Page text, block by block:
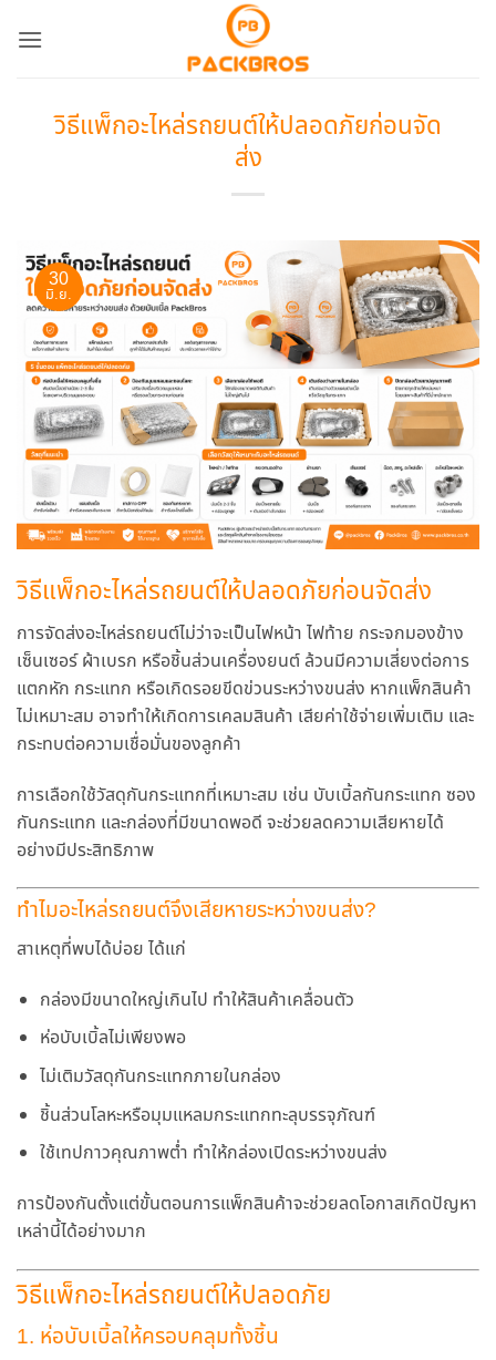
วิธีแพ็กอะไหล่รถยนต์ให้ปลอดภัยก่อนจัด
ส่ง
30
มิ.ย.
วิธีแพ็กอะไหล่รถยนต์ให้ปลอดภัยก่อนจัดส่ง
การจัดส่งอะไหล่รถยนต์ไม่ว่าจะเป็นไฟหน้า ไฟท้าย กระจกมองข้าง
เซ็นเซอร์ ผ้าเบรก หรือชิ้นส่วนเครื่องยนต์ ล้วนมีความเสี่ยงต่อการ
แตกหัก กระแทก หรือเกิดรอยขีดข่วนระหว่างขนส่ง หากแพ็กสินค้า
ไม่เหมาะสม อาจทำให้เกิดการเคลมสินค้า เสียค่าใช้จ่ายเพิ่มเติม และ
กระทบต่อความเชื่อมั่นของลูกค้า
การเลือกใช้วัสดุกันกระแทกที่เหมาะสม เช่น บับเบิ้ลกันกระแทก ซอง
กันกระแทก และกล่องที่มีขนาดพอดี จะช่วยลดความเสียหายได้
อย่างมีประสิทธิภาพ
ทำไมอะไหล่รถยนต์จึงเสียหายระหว่างขนส่ง?
สาเหตุที่พบได้บ่อย ได้แก่
กล่องมีขนาดใหญ่เกินไป ทำให้สินค้าเคลื่อนตัว
ห่อบับเบิ้ลไม่เพียงพอ
ไม่เติมวัสดุกันกระแทกภายในกล่อง
ชิ้นส่วนโลหะหรือมุมแหลมกระแทกทะลุบรรจุภัณฑ์
ใช้เทปกาวคุณภาพต่ำ ทำให้กล่องเปิดระหว่างขนส่ง
การป้องกันตั้งแต่ขั้นตอนการแพ็กสินค้าจะช่วยลดโอกาสเกิดปัญหา
เหล่านี้ได้อย่างมาก
วิธีแพ็กอะไหล่รถยนต์ให้ปลอดภัย
1. ห่อบับเบิ้ลให้ครอบคลุมทั้งชิ้น